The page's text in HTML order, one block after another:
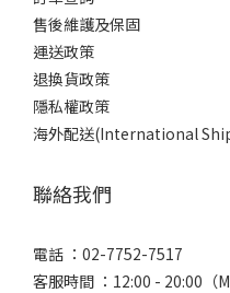
售後維護及保固
運送政策
退換貨政策
隱私權政策
海外配送(International
聯絡我們
電話 ：02-7752-7517
客服時間 ：12:00 - 20:00（